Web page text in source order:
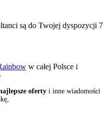
są do Twojej dyspozycji 7
w całej Polsce i
oferty i inne wiadomości